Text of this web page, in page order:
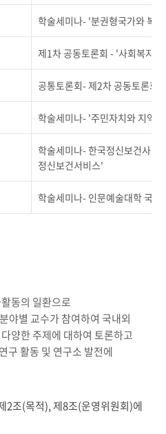
학술세미나- '분권형국가와 복지
제1차 공동토론회 - '사회복지
공통토론회- 제2차 공동토론회
학술세미나- '주민자치와 지역복
학술세미나- 한국정신보건사회
정신보건서비스'
학술세미나- 인문예술대학 국제
동의 일환으로
야별 교수가 참여하여 국내외
양한 주제에 대하여 토론하고
구 활동 및 연구소 발전에
2조(목적), 제8조(운영위원회)에